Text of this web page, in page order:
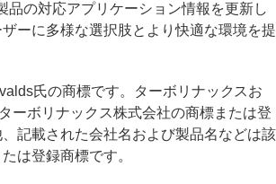
品の対応アプリケーション情報を更新し
ーに多様な選択肢とより快適な環境を提
氏の商標です。ターボリナックスお
ーボリナックス株式会社の商標または登
記載された会社名および製品名などは該
は登録商標です。